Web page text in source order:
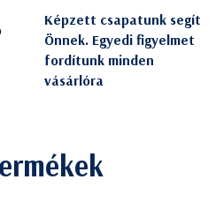
Képzett csapatunk segít
Önnek. Egyedi figyelmet
fordítunk minden
vásárlóra